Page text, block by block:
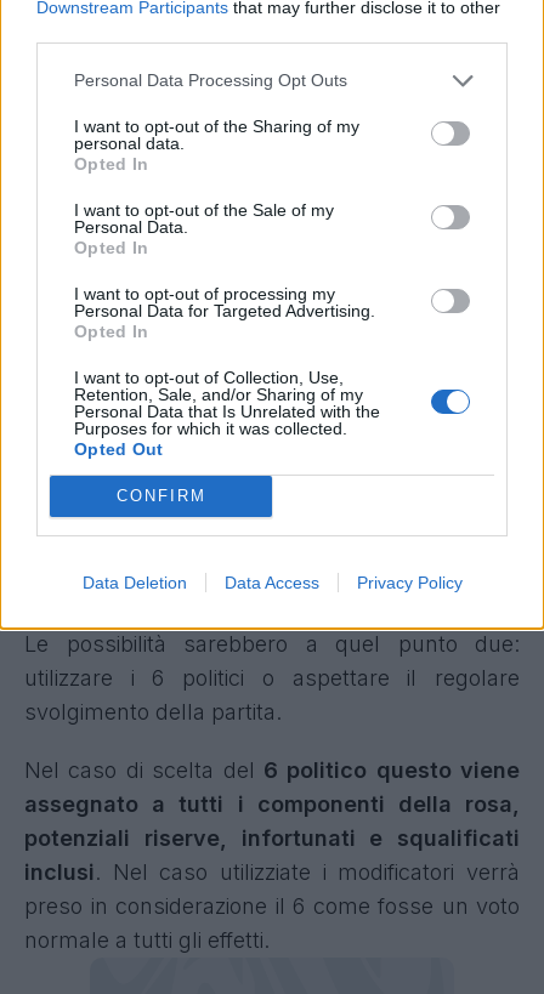
Downstream Participants that may further disclose it to other
Personal Data Processing Opt Outs
I want to opt-out of the Sharing of my
personal data.
Opted In
I want to opt-out of the Sale of my
Personal Data.
Opted In
I want to opt-out of processing my
Personal Data for Targeted Advertising.
Opted In
I want to opt-out of Collection, Use,
Retention, Sale, and/or Sharing of my
Personal Data that Is Unrelated with the
Purposes for which it was collected.
Opted Out
CONFIRM
Data Deletion Data Access Privacy Policy
potrebbe permettere ai granata di partire verso
Roma.
richiesta di rinvio, dato che è possibile farlo solo
con 10 positivi fra i giocatori
maglia assegnato nei 7 giorni antecedenti la
partita.
Lazio - Torino rinviata? Ecco cosa
accadrebbe al Fantacalcio
Se il rinvio della sfida Lazio-Torino dovesse
essere disposto a data da destinarsi
(ipotesi più
che probabile) e quindi non più prima dell'inizio
del prossimo turno di Serie A, sarebbe data
liberà facoltà ad ogni singola Lega Fantacalcio di
Le possibilità sarebbero a quel punto due:
utilizzare i 6 politici o aspettare il regolare
svolgimento della partita.
Nel caso di scelta del 6 politico questo viene
assegnato a tutti i componenti della rosa,
potenziali riserve, infortunati e squalificati
inclusi. Nel caso utilizziate i modificatori verrà
preso in considerazione il 6 come fosse un voto
normale a tutti gli effetti.